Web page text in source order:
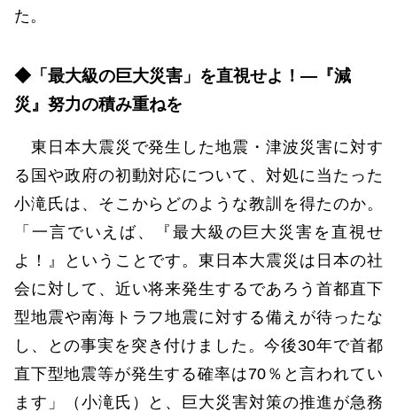
た。
◆「最大級の巨大災害」を直視せよ！―『減
災』努力の積み重ねを
東日本大震災で発生した地震・津波災害に対す
る国や政府の初動対応について、対処に当たった
小滝氏は、そこからどのような教訓を得たのか。
「一言でいえば、『最大級の巨大災害を直視せ
よ！』ということです。東日本大震災は日本の社
会に対して、近い将来発生するであろう首都直下
型地震や南海トラフ地震に対する備えが待ったな
し、との事実を突き付けました。今後30年で首都
直下型地震等が発生する確率は70％と言われてい
ます」（小滝氏）と、巨大災害対策の推進が急務